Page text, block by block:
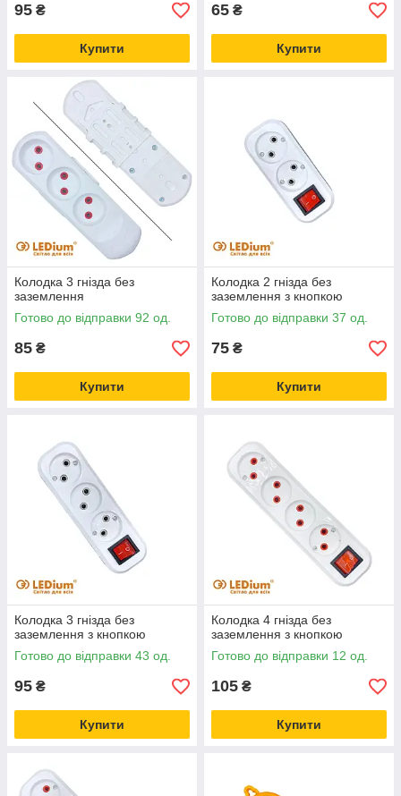
95 ₴
Купити
65 ₴
Купити
Колодка 3 гнізда без
заземлення
Готово до відправки 92 од.
85 ₴
Купити
Колодка 2 гнізда без
заземлення з кнопкою
Готово до відправки 37 од.
75 ₴
Купити
Колодка 3 гнізда без
заземлення з кнопкою
Готово до відправки 43 од.
95 ₴
Купити
Колодка 4 гнізда без
заземлення з кнопкою
Готово до відправки 12 од.
105 ₴
Купити